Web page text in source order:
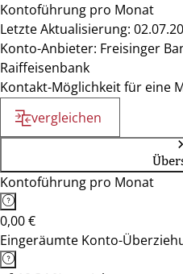
Kontoführung pro Monat
Letzte Aktualisierung:
Konto-Anbieter: Freisinger
Raiffeisenbank
Kontakt-Möglichkeit für eine
vergleichen
Kontoführung pro Monat
0,00 €
Eingeräumte Konto-